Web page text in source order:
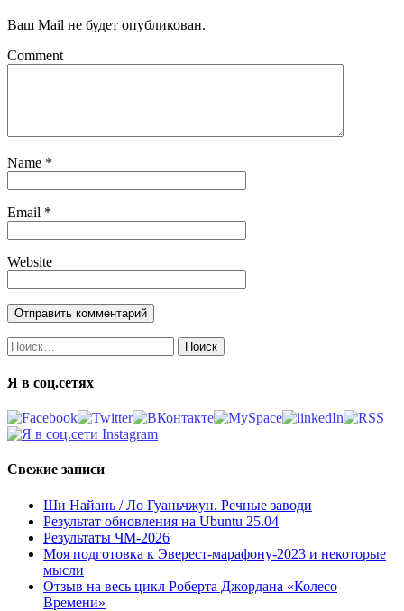
Ваш Mail не будет опубликован.
Comment
Name *
Email *
Website
Найти:
Я в соц.сетях
Свежие записи
Ши Найань / Ло Гуаньчжун. Речные заводи
Результат обновления на Ubuntu 25.04
Результаты ЧМ-2026
Моя подготовка к Эверест-марафону-2023 и некоторые
мысли
Отзыв на весь цикл Роберта Джордана «Колесо
Времени»